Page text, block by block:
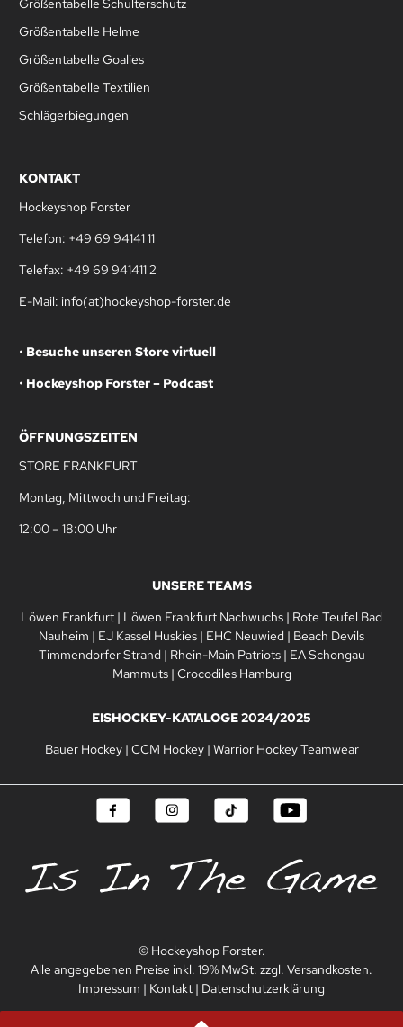
Größentabelle Schulterschutz
Größentabelle Helme
Größentabelle Goalies
Größentabelle Textilien
Schlägerbiegungen
KONTAKT
Hockeyshop Forster
Telefon: +49 69 94141 11
Telefax: +49 69 941411 2
E-Mail: info(at)hockeyshop-forster.de
• Besuche unseren Store virtuell
• Hockeyshop Forster – Podcast
ÖFFNUNGSZEITEN
STORE FRANKFURT
Montag, Mittwoch und Freitag:
12:00 – 18:00 Uhr
UNSERE TEAMS
Löwen Frankfurt | Löwen Frankfurt Nachwuchs | Rote Teufel Bad
Nauheim | EJ Kassel Huskies | EHC Neuwied | Beach Devils
Timmendorfer Strand | Rhein-Main Patriots| EA Schongau
Mammuts| Crocodiles Hamburg
EISHOCKEY-KATALOGE 2024/2025
Bauer Hockey| CCM Hockey| Warrior Hockey Teamwear
© Hockeyshop Forster.
Alle angegebenen Preise inkl. 19% MwSt. zzgl. Versandkosten.
Impressum | Kontakt | Datenschutzerklärung